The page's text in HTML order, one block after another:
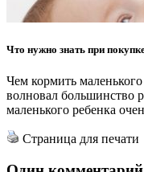
Что нужно знать при
Чем кормить
волновал большинство
маленького ребенка
Страница для печати